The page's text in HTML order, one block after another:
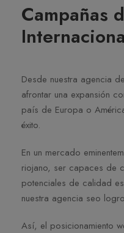
Campañas
Desde nuestra agencia
afrontar una expansión
país de Europa o
éxito.
En un mercado
riojano, ser capaces de
potenciales de calidad
nuestra agencia seo
Así, el posicionamiento